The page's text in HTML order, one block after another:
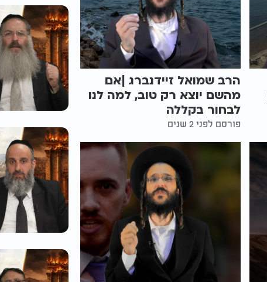
הרב שמואל זיידנברג |אם
מהשם יוצא רק טוב, למה לנו
לבחור בקללה
פורסם לפני 2 שנים